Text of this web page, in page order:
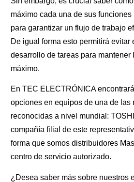
máximo cada una de sus
para garantizar un flujo de trabajo
De igual forma esto permitirá evitar
desarrollo de tareas para mantener
máximo.
En TEC ELECTRÓNICA
opciones en equipos de una de las
reconocidas a nivel mundial:
compañía filial de este
forma que somos distribuidores
centro de servicio autorizado.
¿Desea saber más sobre nuestros